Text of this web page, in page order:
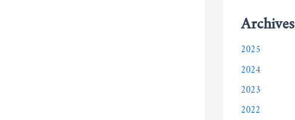
Archives
2025
2024
2023
2022